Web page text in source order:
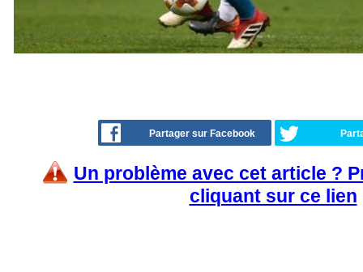
Partager sur Facebook
Un problème avec cet article ?
cliquant sur ce lien